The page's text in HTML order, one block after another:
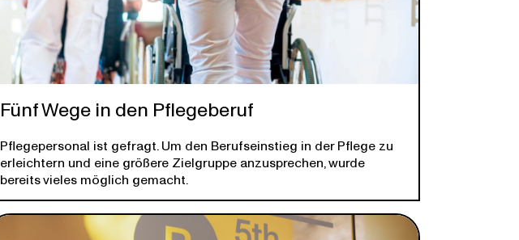
Fünf Wege in den Pflegeberuf
Pflegepersonal ist gefragt. Um den Berufseinstieg in der Pflege zu
erleichtern und eine größere Zielgruppe anzusprechen, wurde
bereits vieles möglich gemacht.